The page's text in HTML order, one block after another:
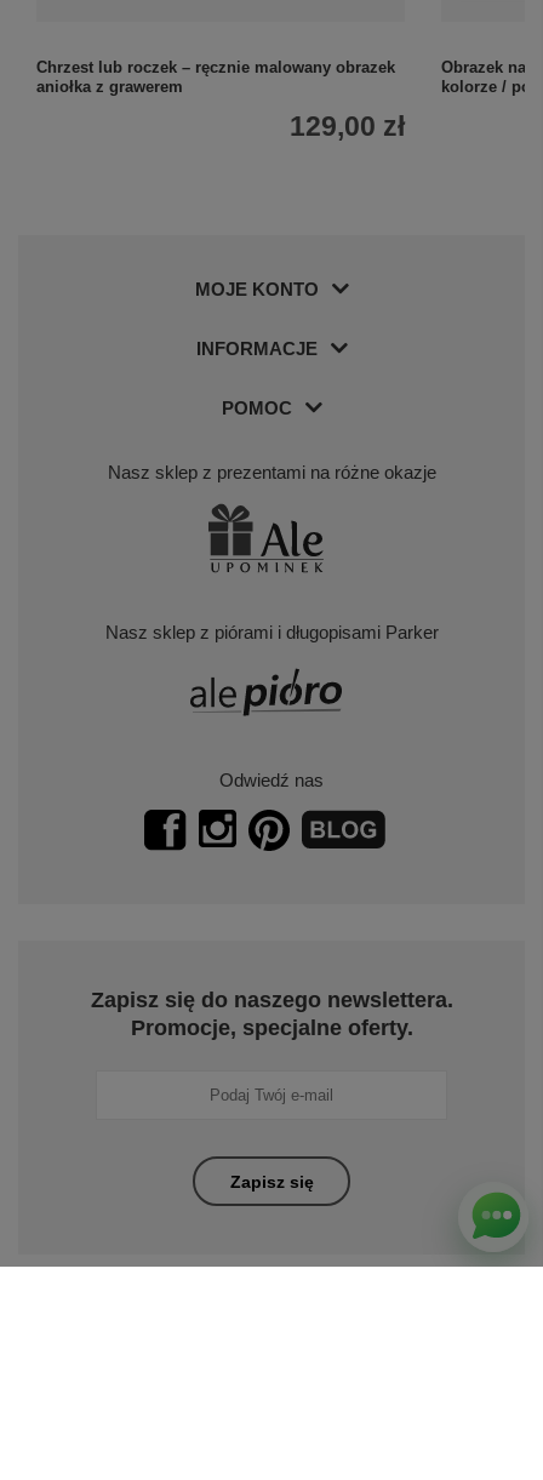
Chrzest lub roczek – ręcznie malowany obrazek
aniołka z grawerem
129,00 zł
Obrazek na
kolorze /
MOJE KONTO
INFORMACJE
POMOC
Nasz sklep z prezentami na różne okazje
Nasz sklep z piórami i długopisami Parker
Odwiedź nas
Zapisz się do naszego newslettera.
Promocje, specjalne oferty.
Zapisz się